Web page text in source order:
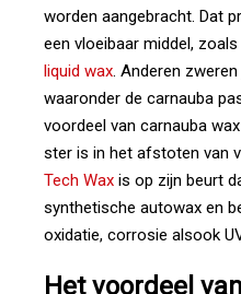
worden aangebracht. Dat
een vloeibaar middel, zoals
liquid wax. Anderen
waaronder de carnauba
voordeel van carnauba
ster is in het afstoten van
Tech Wax is op zijn beurt
synthetische autowax en
oxidatie, corrosie alsook
Het voordeel van